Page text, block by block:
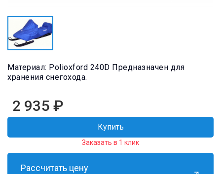
Материал: Polioxford 240D Предназначен для
хранения снегохода.
2 935 ₽
Купить
Заказать в 1 клик
Рассчитать цену